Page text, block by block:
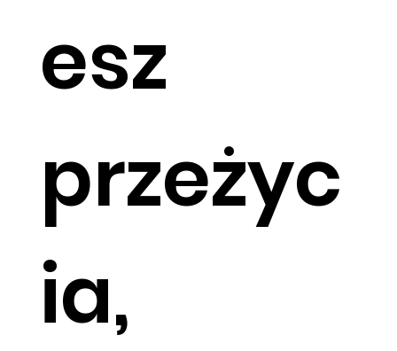
esz
przeżyc
ia,